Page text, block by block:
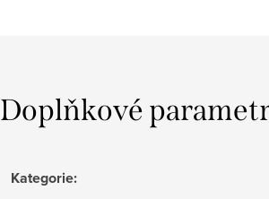
Doplňkové
Kategorie: